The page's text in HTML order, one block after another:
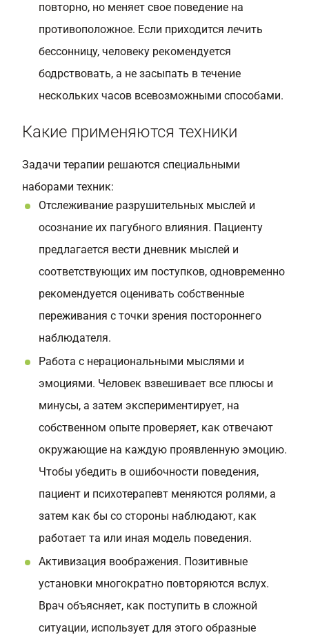
повторно, но меняет свое поведение на
противоположное. Если приходится лечить
бессонницу, человеку рекомендуется
бодрствовать, а не засыпать в течение
нескольких часов всевозможными способами.
Какие применяются техники
Задачи терапии решаются специальными
наборами техник:
Отслеживание разрушительных мыслей и
осознание их пагубного влияния. Пациенту
предлагается вести дневник мыслей и
соответствующих им поступков, одновременно
рекомендуется оценивать собственные
переживания с точки зрения постороннего
наблюдателя.
Работа с нерациональными мыслями и
эмоциями. Человек взвешивает все плюсы и
минусы, а затем экспериментирует, на
собственном опыте проверяет, как отвечают
окружающие на каждую проявленную эмоцию.
Чтобы убедить в ошибочности поведения,
пациент и психотерапевт меняются ролями, а
затем как бы со стороны наблюдают, как
работает та или иная модель поведения.
Активизация воображения. Позитивные
установки многократно повторяются вслух.
Врач объясняет, как поступить в сложной
ситуации, использует для этого образные